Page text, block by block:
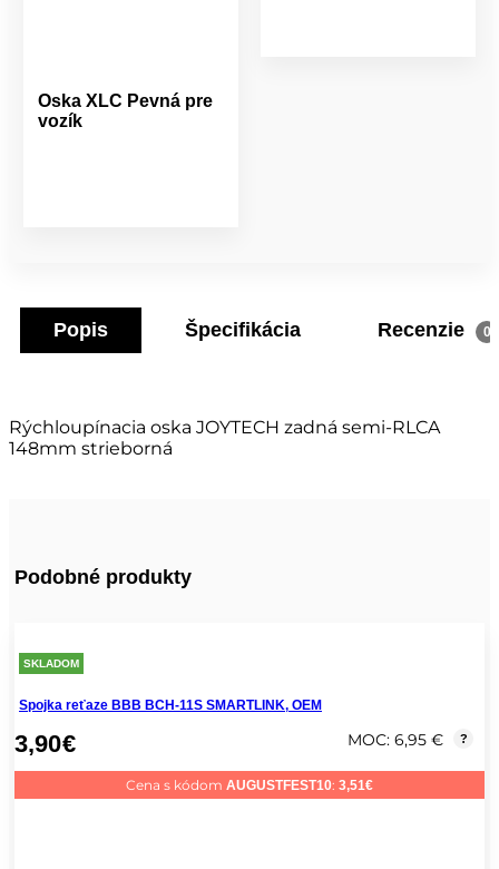
Oska XLC Pevná pre
vozík
Popis Špecifikácia Recenzie 0
Rýchloupínacia oska JOYTECH zadná semi-RLCA
148mm strieborná
Podobné produkty
SKLADOM
Spojka reťaze BBB BCH-11S SMARTLINK, OEM
3,90€ MOC: 6,95 € ?
Cena s kódom AUGUSTFEST10: 3,51€